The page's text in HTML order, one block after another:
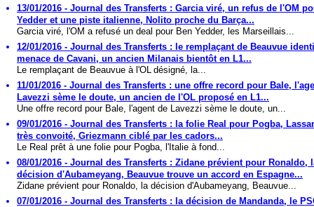
13/01/2016 - Journal des Transferts : Garcia viré, un refus de l'OM
Yedder et une piste italienne, Nolito proche du Barça...
Garcia viré, l'OM a refusé un deal pour Ben Yedder, les Marseillais...
12/01/2016 - Journal des Transferts : le remplaçant de Beauvue
menace de Cavani, un ancien Milanais bientôt en L1...
Le remplaçant de Beauvue à l'OL désigné, la...
11/01/2016 - Journal des Transferts : une offre record pour Bale,
Lavezzi sème le doute, un ancien de l'OL proposé en L1...
Une offre record pour Bale, l'agent de Lavezzi sème le doute, un...
09/01/2016 - Journal des Transferts : la folie Real pour Pogba,
très convoité, Griezmann ciblé par les cadors...
Le Real prêt à une folie pour Pogba, l'Italie à fond...
08/01/2016 - Journal des Transferts : Zidane prévient pour Ronaldo,
décision d'Aubameyang, Beauvue trouve un accord en Espagne...
Zidane prévient pour Ronaldo, la décision d'Aubameyang, Beauvue...
07/01/2016 - Journal des Transferts : la décision de Mandanda, le